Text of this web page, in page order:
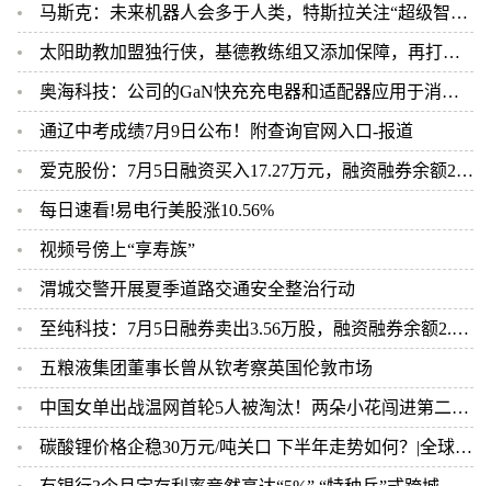
马斯克：未来机器人会多于人类，特斯拉关注“超级智能”综合体
太阳助教加盟独行侠，基德教练组又添加保障，再打太阳有优势？
奥海科技：公司的GaN快充充电器和适配器应用于消费电子领域，随中国品牌厂商出口海外-天天热讯
通辽中考成绩7月9日公布！附查询官网入口-报道
爱克股份：7月5日融资买入17.27万元，融资融券余额2854.96万元
每日速看!易电行美股涨10.56%
视频号傍上“享寿族”
渭城交警开展夏季道路交通安全整治行动
至纯科技：7月5日融券卖出3.56万股，融资融券余额2.7亿元
五粮液集团董事长曾从钦考察英国伦敦市场
中国女单出战温网首轮5人被淘汰！两朵小花闯进第二轮！形势严峻-今日播报
碳酸锂价格企稳30万元/吨关口 下半年走势如何？|全球观察